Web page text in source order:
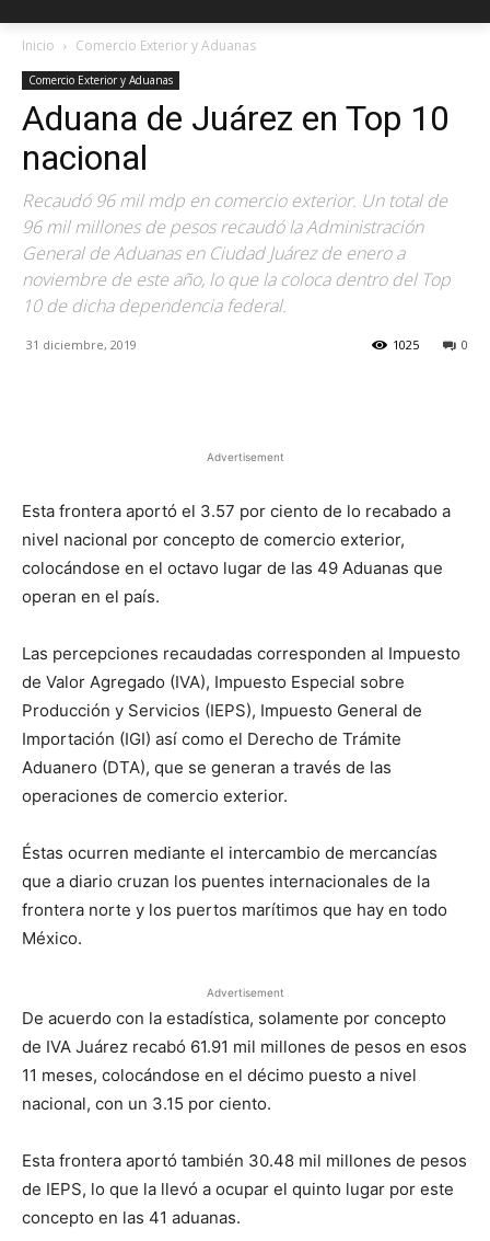
Inicio Comercio Exterior y Aduanas
Comercio Exterior y Aduanas
Aduana de Juárez en Top 10
nacional
Recaudó 96 mil mdp en comercio exterior. Un total de
96 mil millones de pesos recaudó la Administración
General de Aduanas en Ciudad Juárez de enero a
noviembre de este año, lo que la coloca dentro del Top
10 de dicha dependencia federal.
31 diciembre, 2019 0
1025
Advertisement
Esta frontera aportó el 3.57 por ciento de lo recabado a
nivel nacional por concepto de comercio exterior,
colocándose en el octavo lugar de las 49 Aduanas que
operan en el país.
Las percepciones recaudadas corresponden al Impuesto
de Valor Agregado (IVA), Impuesto Especial sobre
Producción y Servicios (IEPS), Impuesto General de
Importación (IGI) así como el Derecho de Trámite
Aduanero (DTA), que se generan a través de las
operaciones de comercio exterior.
Éstas ocurren mediante el intercambio de mercancías
que a diario cruzan los puentes internacionales de la
frontera norte y los puertos marítimos que hay en todo
México.
Advertisement
De acuerdo con la estadística, solamente por concepto
de IVA Juárez recabó 61.91 mil millones de pesos en esos
11 meses, colocándose en el décimo puesto a nivel
nacional, con un 3.15 por ciento.
Esta frontera aportó también 30.48 mil millones de pesos
de IEPS, lo que la llevó a ocupar el quinto lugar por este
concepto en las 41 aduanas.